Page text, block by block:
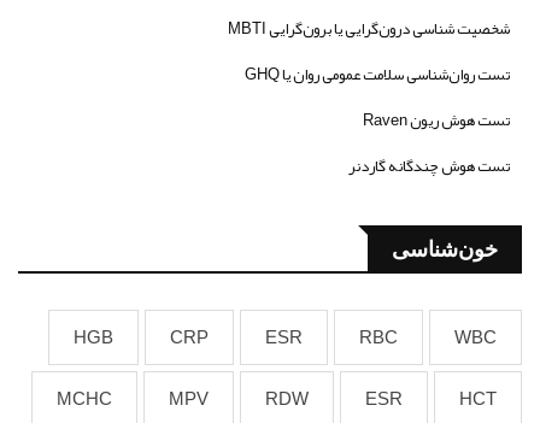
شخصیت شناسی درون‌گرایی یا برون‌گرایی MBTI
تست روان‌شناسی سلامت عمومی روان یا GHQ
تست هوش ریون Raven
تست هوش چندگانه گاردنر
خون‌شناسی
WBC
RBC
ESR
CRP
HGB
HCT
ESR
RDW
MPV
MCHC